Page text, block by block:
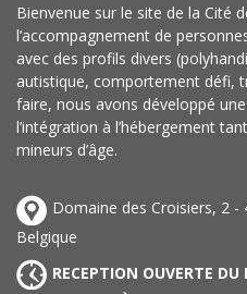
Bienvenue sur le site de la Cité
l’accompagnement de
avec des profils divers
autistique, comportement défi,
faire, nous avons développé
l’intégration à l’hébergement
mineurs d’âge.
Domaine des Croisiers, 2
Belgique
RECEPTION OUVERTE